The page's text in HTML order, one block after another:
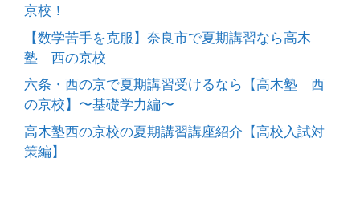
京校！
【数学苦手を克服】奈良市で夏期講習なら高木
塾 西の京校
六条・西の京で夏期講習受けるなら【高木塾 西
の京校】〜基礎学力編〜
高木塾西の京校の夏期講習講座紹介【高校入試対
策編】